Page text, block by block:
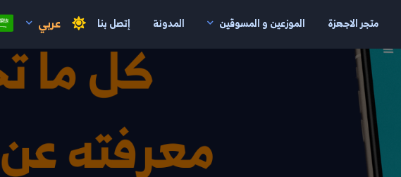
متجر الاجهزة الموزعين و المسوقين المدونة إتصل بنا عربي